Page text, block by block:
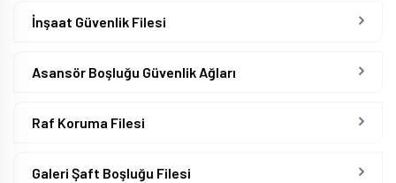
İnşaat Güvenlik Filesi
Asansör Boşluğu Güvenlik Ağları
Raf Koruma Filesi
Galeri Şaft Boşluğu Filesi